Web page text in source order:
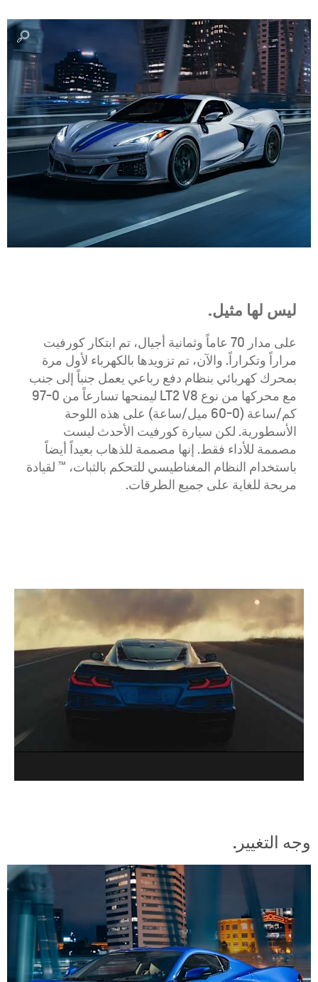
ليس لها مثيل.
على مدار 70 عاماً وثمانية أجيال، تم ابتكار كورفيت
مراراً وتكراراً. والآن، تم تزويدها بالكهرباء لأول مرة
بمحرك كهربائي بنظام دفع رباعي يعمل جنباً إلى جنب
مع محركها من نوع LT2 V8 ليمنحها تسارعاً من 0-97
كم/ساعة (0-60 ميل/ساعة) على هذه اللوحة
الأسطورية. لكن سيارة كورفيت الأحدث ليست
مصممة للأداء فقط. إنها مصممة للذهاب بعيداً أيضاً
باستخدام النظام المغناطيسي للتحكم بالثبات، ™ لقيادة
مريحة للغاية على جميع الطرقات.
وجه التغيير.